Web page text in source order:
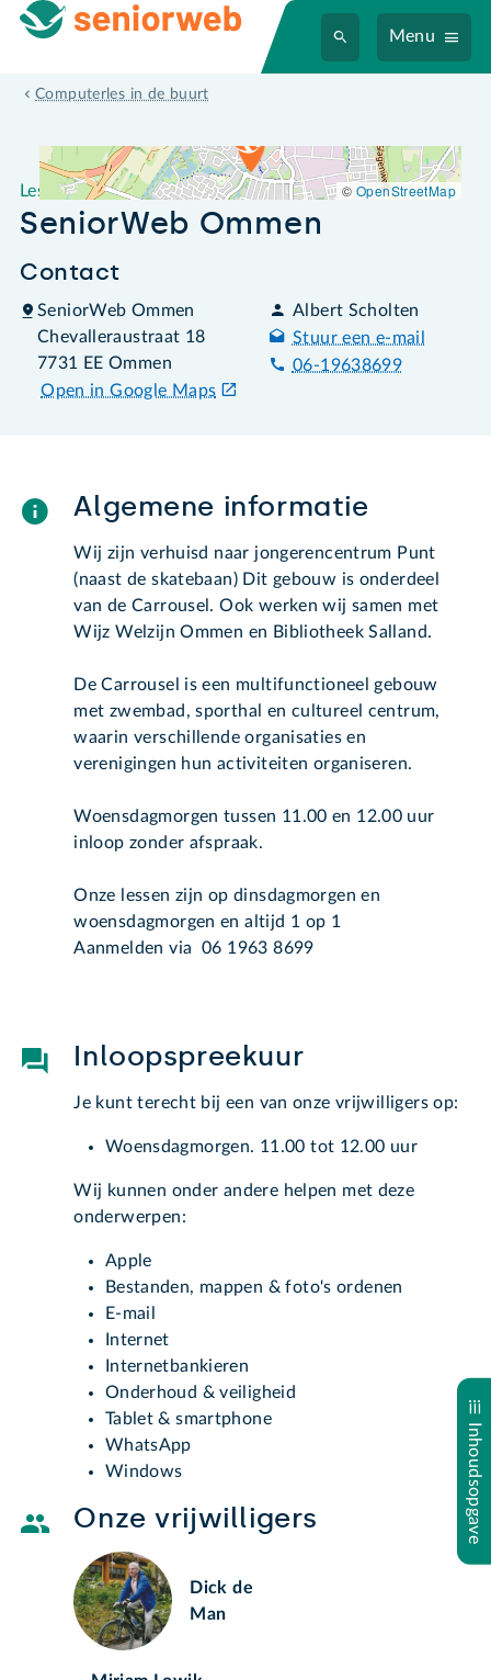
Menu
Computerles in de buurt
Leslocatie SeniorWeb Ommen
Leslocatie
SeniorWeb Ommen
Contact
SeniorWeb Ommen
Chevalleraustraat 18
7731 EE Ommen
Open in Google Maps
Albert Scholten
Stuur een e-mail
06-19638699
©OpenStreetMap
Inhoudsopgave
Algemene informatie
Wij zijn verhuisd naar jongerencentrum Punt
(naast de skatebaan) Dit gebouw is onderdeel
van de Carrousel. Ook werken wij samen met
Wijz Welzijn Ommen en Bibliotheek Salland.
De Carrousel is een multifunctioneel gebouw
met zwembad, sporthal en cultureel centrum,
waarin verschillende organisaties en
verenigingen hun activiteiten organiseren.
Woensdagmorgen tussen 11.00 en 12.00 uur
inloop zonder afspraak.
Onze lessen zijn op dinsdagmorgen en
woensdagmorgen en altijd 1 op 1
Aanmelden via 06 1963 8699
Inloopspreekuur
Je kunt terecht bij een van onze vrijwilligers op:
Woensdagmorgen. 11.00 tot 12.00 uur
Wij kunnen onder andere helpen met deze
onderwerpen:
Apple
Bestanden, mappen & foto's ordenen
E-mail
Internet
Internetbankieren
Onderhoud & veiligheid
Tablet & smartphone
WhatsApp
Windows
Onze vrijwilligers
Dick de
Man